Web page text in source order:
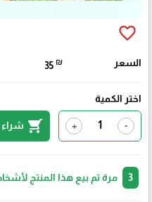
favorite_border
السعر 35 ₪
اختر الكمية
-
+
shopping_cart شراء
مرة تم بيع هذا المنتج